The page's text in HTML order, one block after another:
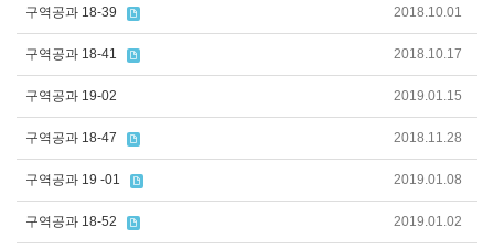
구역공과 18-39 2018.10.01
구역공과 18-41 2018.10.17
구역공과 19-02 2019.01.15
구역공과 18-47 2018.11.28
구역공과 19 -01 2019.01.08
구역공과 18-52 2019.01.02